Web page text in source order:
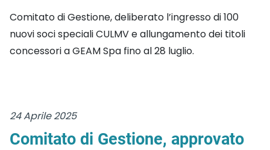
Comitato di Gestione, deliberato l’ingresso di 100
nuovi soci speciali CULMV e allungamento dei titoli
concessori a GEAM Spa fino al 28 luglio.
24 Aprile 2025
Comitato di Gestione, approvato